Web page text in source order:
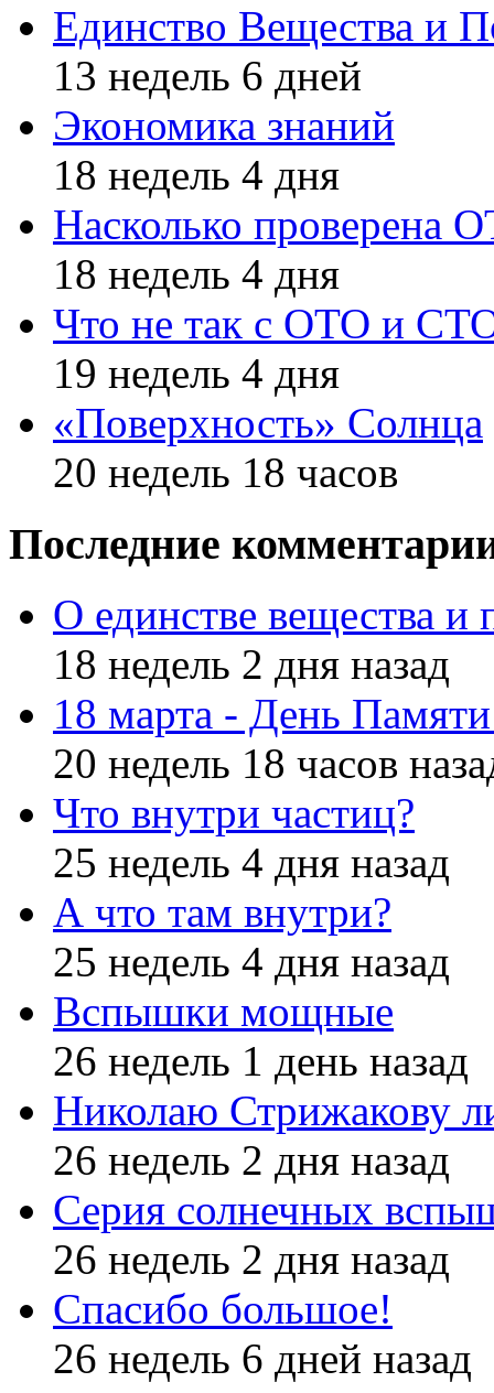
Единство Вещества и
13 недель 6 дней
Экономика знаний
18 недель 4 дня
Насколько проверена
18 недель 4 дня
Что не так с ОТО и
19 недель 4 дня
«Поверхность» Солнца
20 недель 18 часов
Последние
О единстве вещества и
18 недель 2 дня назад
18 марта - День
20 недель 18 часов
Что внутри частиц?
25 недель 4 дня назад
А что там внутри?
25 недель 4 дня назад
Вспышки мощные
26 недель 1 день назад
Николаю Стрижакову
26 недель 2 дня назад
Серия солнечных
26 недель 2 дня назад
Спасибо большое!
26 недель 6 дней назад